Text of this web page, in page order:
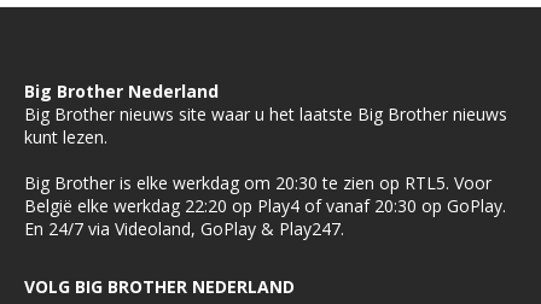
Big Brother Nederland
Big Brother nieuws site waar u het laatste Big Brother nieuws
kunt lezen.
Big Brother is elke werkdag om 20:30 te zien op RTL5. Voor
België elke werkdag 22:20 op Play4 of vanaf 20:30 op GoPlay.
En 24/7 via Videoland, GoPlay & Play247.
VOLG BIG BROTHER NEDERLAND